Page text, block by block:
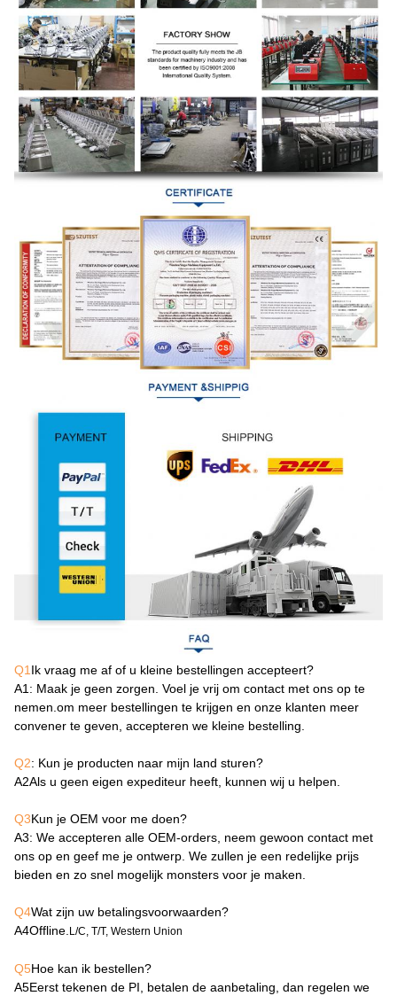
Q1 Ik vraag me af of u kleine bestellingen accepteert?
A1 : Maak je geen zorgen. Voel je vrij om contact met ons op te
nemen.om meer bestellingen te krijgen en onze klanten meer
convener te geven, accepteren we kleine bestelling.
Q2: Kun je producten naar mijn land sturen?
A2Als u geen eigen expediteur heeft, kunnen wij u helpen.
Q3Kun je OEM voor me doen?
A3: We accepteren alle OEM-orders, neem gewoon contact met
ons op en geef me je ontwerp. We zullen je een redelijke prijs
bieden en zo snel mogelijk monsters voor je maken.
Q4Wat zijn uw betalingsvoorwaarden?
A4Offline. L/C, T/T, Western Union
Q5Hoe kan ik bestellen?
A5Eerst tekenen de PI, betalen de aanbetaling, dan regelen we